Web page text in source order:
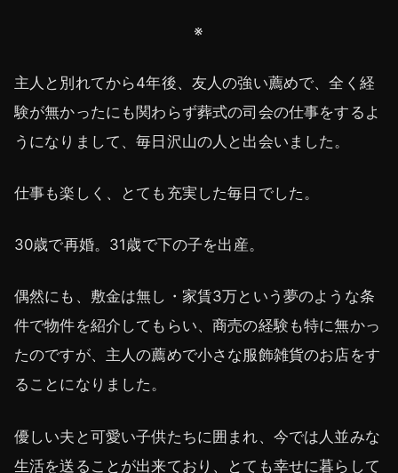
※
主人と別れてから4年後、友人の強い薦めで、全く経
験が無かったにも関わらず葬式の司会の仕事をするよ
うになりまして、毎日沢山の人と出会いました。
仕事も楽しく、とても充実した毎日でした。
30歳で再婚。31歳で下の子を出産。
偶然にも、敷金は無し・家賃3万という夢のような条
件で物件を紹介してもらい、商売の経験も特に無かっ
たのですが、主人の薦めで小さな服飾雑貨のお店をす
ることになりました。
優しい夫と可愛い子供たちに囲まれ、今では人並みな
生活を送ることが出来ており、とても幸せに暮らして